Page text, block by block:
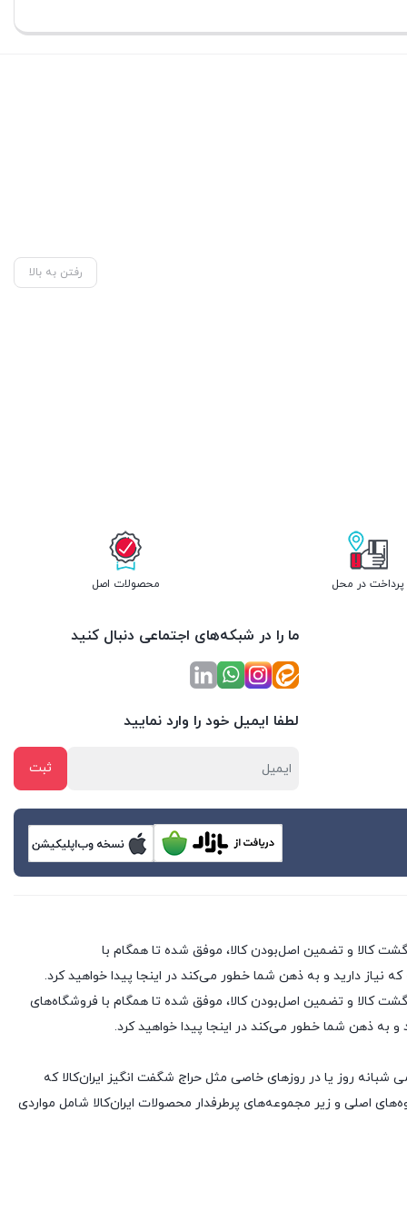
رفتن به بالا
پرداخت در محل محصولات اصل
ما را در شبکه‌های اجتماعی دنبال کنید
لطفا ایمیل خود را وارد نمایید
نیاز دارید و به ذهن شما خطور می‌کند در اینجا پیدا خواهید کرد.
فروشگاه های اینترنتی با بیش از یک دهه تجربه، با پایبندی به سه اصل کلیدی، پرداخت در محل، ۷ روز ضمانت بازگشت کالا و تضمین اصل‌بودن کالا، موفق شده تا همگام با فروشگاه‌های
و به ذهن شما خطور می‌کند در اینجا پیدا خواهید کرد.
روز یا در روزهای خاصی مثل حراج شگفت انگیز ایران‌کالا که
اصلی و زیر مجموعه‌های پرطرفدار محصولات ایران‌کالا شامل مواردی